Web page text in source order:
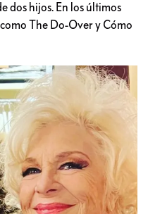
dos hijos. En los últimos
The Do-Over y Cómo